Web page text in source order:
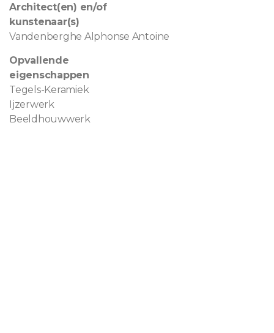
Architect(en) en/of
kunstenaar(s)
Vandenberghe Alphonse Antoine
Opvallende
eigenschappen
Tegels-Keramiek
Ijzerwerk
Beeldhouwwerk